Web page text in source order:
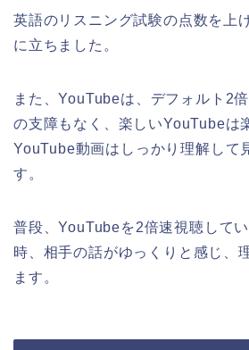
英語のリスニング試験の点数を上
に立ちました。
また、YouTubeは、デフォルト2
の支障もなく、楽しいYouTubeは
YouTube動画はしっかり理解して
す。
普段、YouTubeを2倍速視聴して
時、相手の話がゆっくりと感じ、
ます。